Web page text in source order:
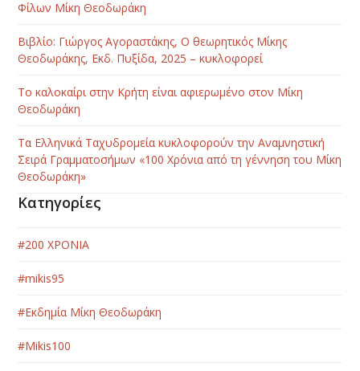
Φίλων Μίκη Θεοδωράκη
Βιβλίο: Γιώργος Αγοραστάκης, Ο θεωρητικός Μίκης
Θεοδωράκης, Εκδ. Πυξίδα, 2025 – κυκλοφορεί
Το καλοκαίρι στην Κρήτη είναι αφιερωμένο στον Μίκη
Θεοδωράκη
Τα Ελληνικά Ταχυδρομεία κυκλοφορούν την Αναμνηστική
Σειρά Γραμματοσήμων «100 Χρόνια από τη γέννηση του Μίκη
Θεοδωράκη»
Κατηγορίες
#200 ΧΡΟΝΙΑ
#mikis95
#Εκδημία Μίκη Θεοδωράκη
#Μikis100